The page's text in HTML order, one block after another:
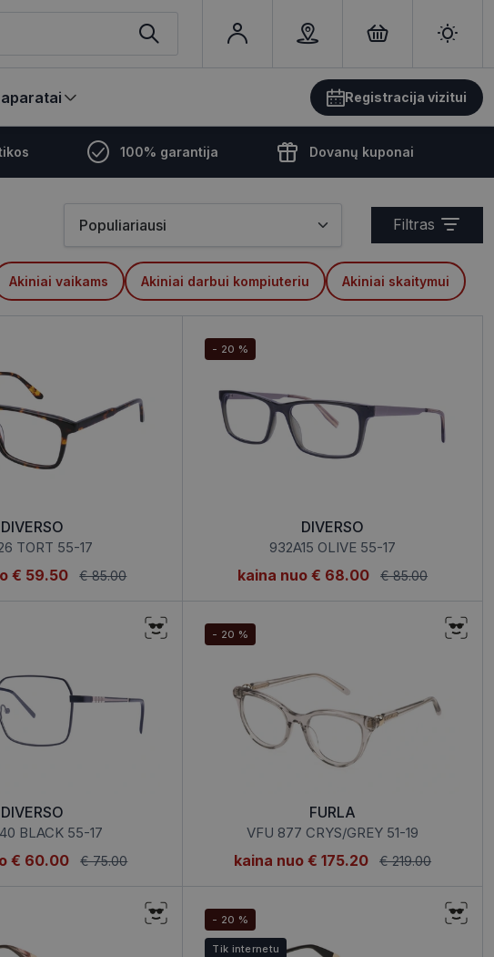
Registracija vizitui
100% garantija Dovanų kuponai
Filtras
Akiniai vaikams Akiniai darbui kompiuteriu Akiniai skaitymui
DIVERSO
TORT 55-17
€ 59.50 € 85.00
- 20 %
DIVERSO
932A15 OLIVE 55-17
kaina nuo € 68.00 € 85.00
DIVERSO
BLACK 55-17
€ 60.00 € 75.00
- 20 %
FURLA
VFU 877 CRYS/GREY 51-19
kaina nuo € 175.20 € 219.00
- 20 %
Tik internetu